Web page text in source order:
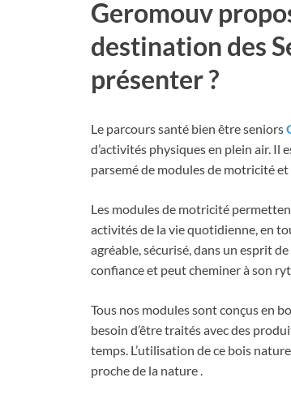
Geromouv
destination des
présenter ?
Le parcours santé bien être seniors
d’activités physiques en plein air. Il
parsemé de modules de motricité
Les modules de motricité
activités de la vie quotidienne, en
agréable, sécurisé, dans un esprit
confiance et peut cheminer à son
Tous nos modules sont conçus en
besoin d’être traités avec des
temps. L’utilisation de ce bois
proche de la nature .